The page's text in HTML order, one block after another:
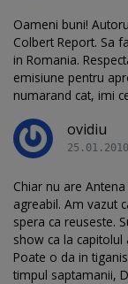
Oameni buni!
Colbert Report. Sa
in Romania.
emisiune pentru
numarand cat, imi
ovidiu
Chiar nu are
agreabil. Am vazut
spera ca reuseste.
show ca la
Poate o da in
timpul saptamanii,